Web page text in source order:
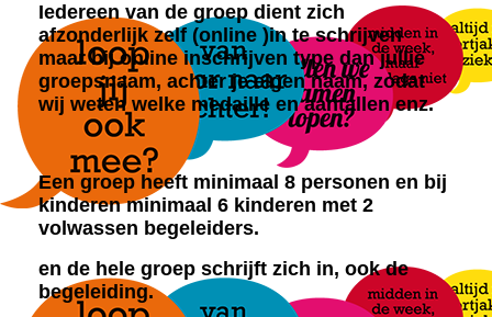
Iedereen van de groep dient zich
afzonderlijk zelf (online )in te schrijven
maar bij online inschrijven type dan jullie
groepsnaam, achter je eigen naam, zodat
wij weten welke medaille en aantallen enz.
Een groep heeft minimaal 8 personen en bij
kinderen minimaal 6 kinderen met 2
volwassen begeleiders.
en de hele groep schrijft zich in, ook de
begeleiding.